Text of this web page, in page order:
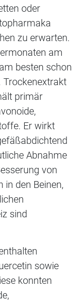
oder
zu erwarten.
am
besten schon
Trockenextrakt
primär
Er wirkt
Abnahme
von
in den Beinen,
sind
sowie
konnten